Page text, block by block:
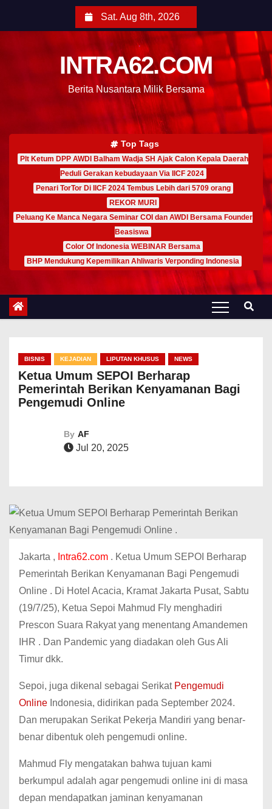
Sat. Aug 8th, 2026
INTRA62.COM
Berita Nusantara Milik Bersama
Top Tags
Plt Ketum DPP AWDI Balham Wadja SH Ajak Calon Kepala Daerah
Peduli Gerakan kebudayaan Via IICF 2024
Penari TorTor Di IICF 2024 Tembus Lebih dari 5709 orang
REKOR MURI
Peluang Ke Manca Negara Seminar COI dan AWDI Bersama Founder
Beasiswa
Color Of Indonesia WEBINAR Bersama
BHP Mendukung Kepemilikan Ahliwaris Verponding Indonesia
BISNIS KEJADIAN LIPUTAN KHUSUS NEWS
Ketua Umum SEPOI Berharap
Pemerintah Berikan Kenyamanan Bagi
Pengemudi Online
By AF
Jul 20, 2025
Jakarta , Intra62.com . Ketua Umum SEPOI Berharap
Pemerintah Berikan Kenyamanan Bagi Pengemudi
Online . Di Hotel Acacia, Kramat Jakarta Pusat, Sabtu
(19/7/25), Ketua Sepoi Mahmud Fly menghadiri
Prescon Suara Rakyat yang menentang Amandemen
IHR . Dan Pandemic yang diadakan oleh Gus Ali
Timur dkk.
Sepoi, juga dikenal sebagai Serikat Pengemudi
Online Indonesia, didirikan pada September 2024.
Dan merupakan Serikat Pekerja Mandiri yang benar-
benar dibentuk oleh pengemudi online.
Mahmud Fly mengatakan bahwa tujuan kami
berkumpul adalah agar pengemudi online ini di masa
depan mendapatkan jaminan kenyamanan